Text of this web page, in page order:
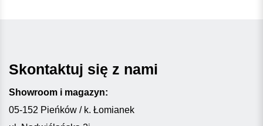
Skontaktuj się z nami
Showroom i magazyn:
05-152 Pieńków / k. Łomianek